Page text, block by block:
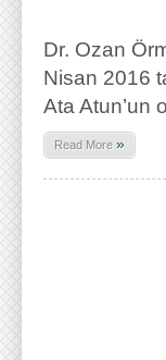
Dr. Ozan
Nisan 2016
Ata Atun’un
Read More »